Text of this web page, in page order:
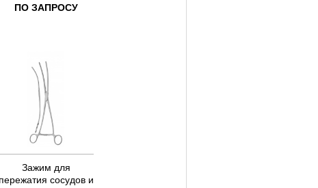
75
140
300
310
315
330
ПО ЗАПРОСУ
Зажим для
пережатия сосудов и